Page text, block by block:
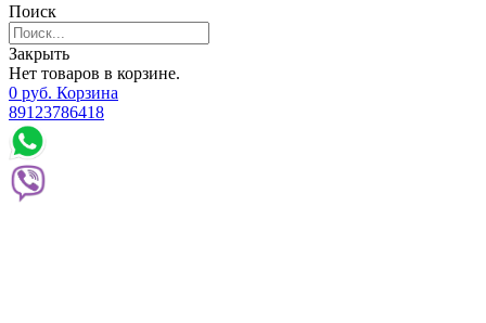
Поиск
Закрыть
Нет товаров в корзине.
0 руб. Корзина
89123786418